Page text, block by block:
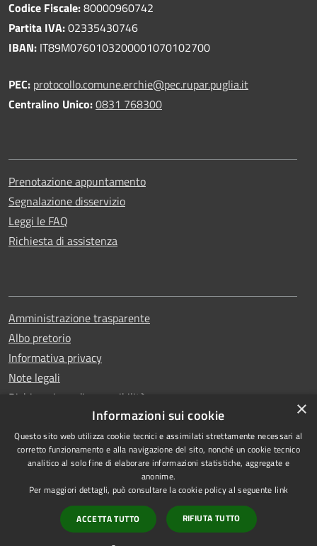
Codice Fiscale:80000960742
Partita IVA:02335430746
IBAN: IT89M0760103200001070102700
PEC: protocollo.comune.erchie@pec.rupar.puglia.it
Centralino Unico:0831 768300
Prenotazione appuntamento
Segnalazione disservizio
Leggi le FAQ
Richiesta di assistenza
Amministrazione trasparente
Albo pretorio
Informativa privacy
Note legali
Dichiarazione di accessibilità
RSS
Accessibilità
Copyright © 2026 • Comune di
Erchie • Powered by
Municipium•Accesso
redazione
×
Informazioni sui cookie
Questo sito web utilizza cookie tecnici e assimilati strettamente necessari al
corretto funzionamento e alla navigazione del sito, nonché un cookie tecnico
analitico al solo fine di elaborare informazioni statistiche, aggregate e
anonime.
Per maggiori dettagli, può consultare la cookie policy al seguente link
ACCETTA TUTTO RIFIUTA TUTTO